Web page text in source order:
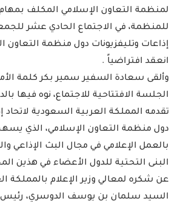
لمنظمة التعاون الإسلامي المكلف بمهام
للمنظمة، في الاجتماع الحادي عشر
إذاعات وتليفزيونات دول منظمة التعاون
انعقد افتراضياً .
وألقى سعادة السفير سمير بكر كلمة
الجلسة الافتتاحية للاجتماع، نوه فيها
تقدمه المملكة العربية السعودية لاتحاد
دول منظمة التعاون الإسلامي، الذي
بالعمل الإعلامي في مجال البث الإذاعي
البنى التحتية للدول الأعضاء في هذين
عن شكره لمعالي وزير الإعلام بالمملكة
السيد سلمان بن يوسف الدوسري،